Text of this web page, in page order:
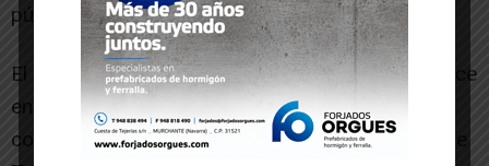
públicos de FP.
El Consejo ha sido informado asimismo del avance
en la modernización de las enseñanzas de la FP,
con la puesta en marcha de once nuevas Aulas de